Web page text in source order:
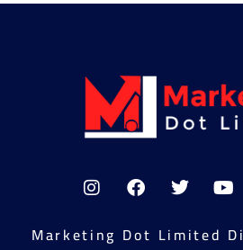
Marketing Dot Limited